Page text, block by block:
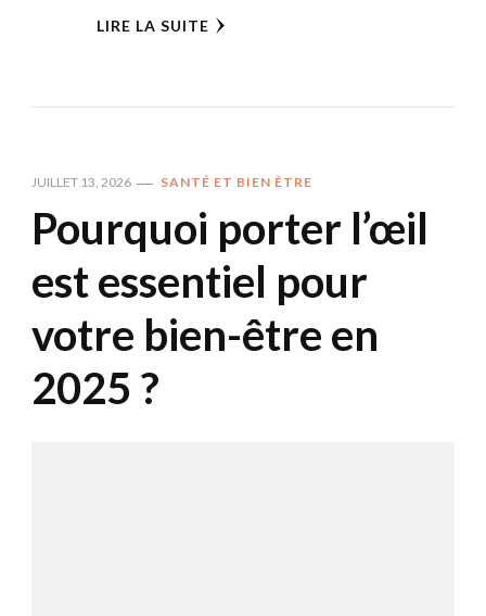
LIRE LA SUITE
JUILLET 13, 2026 SANTÉ ET BIEN ÊTRE
Pourquoi porter l’œil
est essentiel pour
votre bien-être en
2025 ?